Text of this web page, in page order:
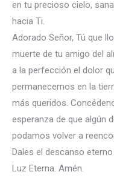
en tu precioso cielo,
hacia Ti.
Adorado Señor, Tú que
muerte de tu amigo del
a la perfección el dolor
permanecemos en la
más queridos.
esperanza de que algún
podamos volver a
Dales el descanso
Luz Eterna. Amén.